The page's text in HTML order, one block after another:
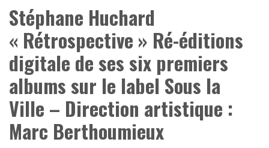
Blog Marc Berthoumieux
News – Blog – Archives
Stéphane Huchard
« Rétrospective » Ré-éditions
digitale de ses six premiers
albums sur le label Sous la
Ville – Direction artistique :
Marc Berthoumieux